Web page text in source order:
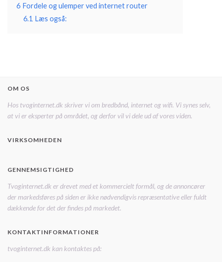
6 Fordele og ulemper ved internet router
6.1 Læs også:
OM OS
Hos tvoginternet.dk skriver vi om bredbånd, internet og wifi. Vi synes selv,
at vi er eksperter på området, og derfor vil vi dele ud af vores viden.
VIRKSOMHEDEN
GENNEMSIGTIGHED
Tvoginternet.dk er drevet med et kommercielt formål, og de annoncører
der markedsføres på siden er ikke nødvendigvis repræsentative eller fuldt
dækkende for det der findes på markedet.
KONTAKTINFORMATIONER
tvoginternet.dk kan kontaktes på: